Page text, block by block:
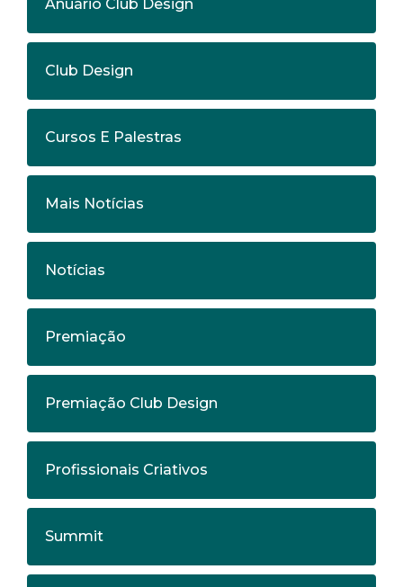
Anuário Club Design
Club Design
Cursos E Palestras
Mais Notícias
Notícias
Premiação
Premiação Club Design
Profissionais Criativos
Summit